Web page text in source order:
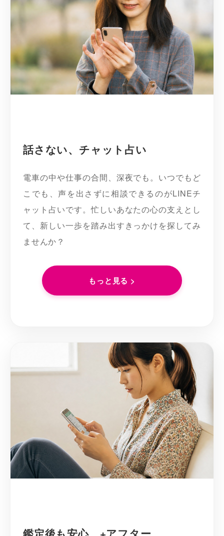
話さない、チャット占い
電車の中や仕事の合間、深夜でも。いつでもど
こでも、声を出さずに相談できるのがLINEチ
ャット占いです。忙しいあなたの心の支えとし
て、新しい一歩を踏み出すきっかけを探してみ
ませんか？
もっと見る >